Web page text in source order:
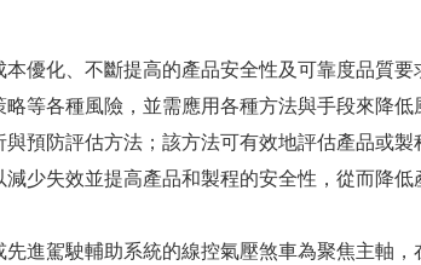
優化、不斷提高的產品安全性及可靠度品質
等各種風險，並需應用各種方法與手段來降
預防評估方法；該方法可有效地評估產品或
少失效並提高產品和製程的安全性，從而降低
進駕駛輔助系統的線控氣壓煞車為聚焦主軸